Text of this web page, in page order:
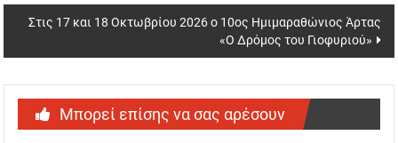
Στις 17 και 18 Οκτωβρίου 2026 ο 10ος Ημιμαραθώνιος Άρτας
«Ο Δρόμος του Γιοφυριού»
Μπορεί επίσης να σας αρέσουν